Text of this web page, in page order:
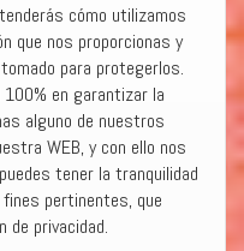
cómo utilizamos
que nos proporcionas y
para protegerlos.
en garantizar la
alguno de nuestros
WEB, y con ello nos
tener la tranquilidad
pertinentes, que
de privacidad.